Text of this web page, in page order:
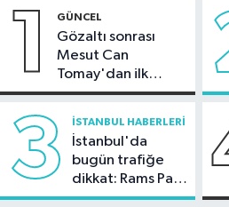
serbest
hayatını
İstanbul
17:00
1 GÜNCEL
Gözaltı sonrası
Mesut Can
Tomay'dan ilk
açıklama
3 İSTANBUL HABERLERI
İstanbul'da
bugün trafiğe
dikkat: Rams Park
çevresinde bazı